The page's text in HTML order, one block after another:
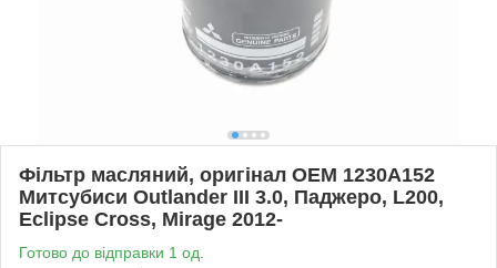
Фільтр масляний, оригінал OEM 1230A152
Митсубиси Outlander III 3.0, Паджеро, L200,
Eclipse Cross, Mirage 2012-
Готово до відправки 1 од.